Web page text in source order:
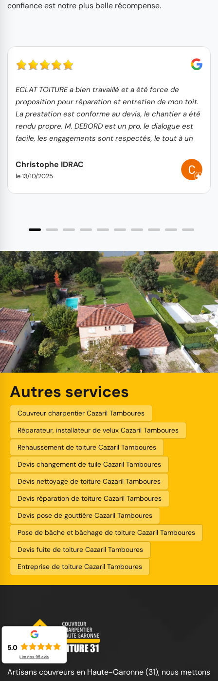
confiance est notre plus belle récompense.
ECLAT TOITURE a bien travaillé et a été force de
proposition pour réparation et entretien de mon toit.
La prestation est conforme au devis, le chantier a été
rendu propre. M. DEBORD est un pro, le dialogue est
facile, les engagements sont respectés, le tout à un
Christophe IDRAC
le 13/10/2025
Autres services
Couvreur charpentier Cazaril Tamboures
Réparateur, installateur de velux Cazaril Tamboures
Rehaussement de toiture Cazaril Tamboures
Devis changement de tuile Cazaril Tamboures
Devis nettoyage de toiture Cazaril Tamboures
Devis réparation de toiture Cazaril Tamboures
Devis pose de gouttière Cazaril Tamboures
Pose de bâche et bâchage de toiture Cazaril Tamboures
Devis fuite de toiture Cazaril Tamboures
Entreprise de toiture Cazaril Tamboures
Artisans couvreurs en Haute-Garonne (31), nous mettons
5.0
Lire nos 95avis